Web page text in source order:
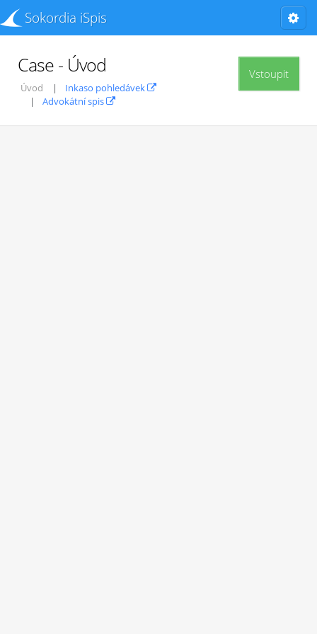
Sokordia iSpis
Vstoupit
Case - Úvod
Úvod
Inkaso pohledávek
Advokátní spis